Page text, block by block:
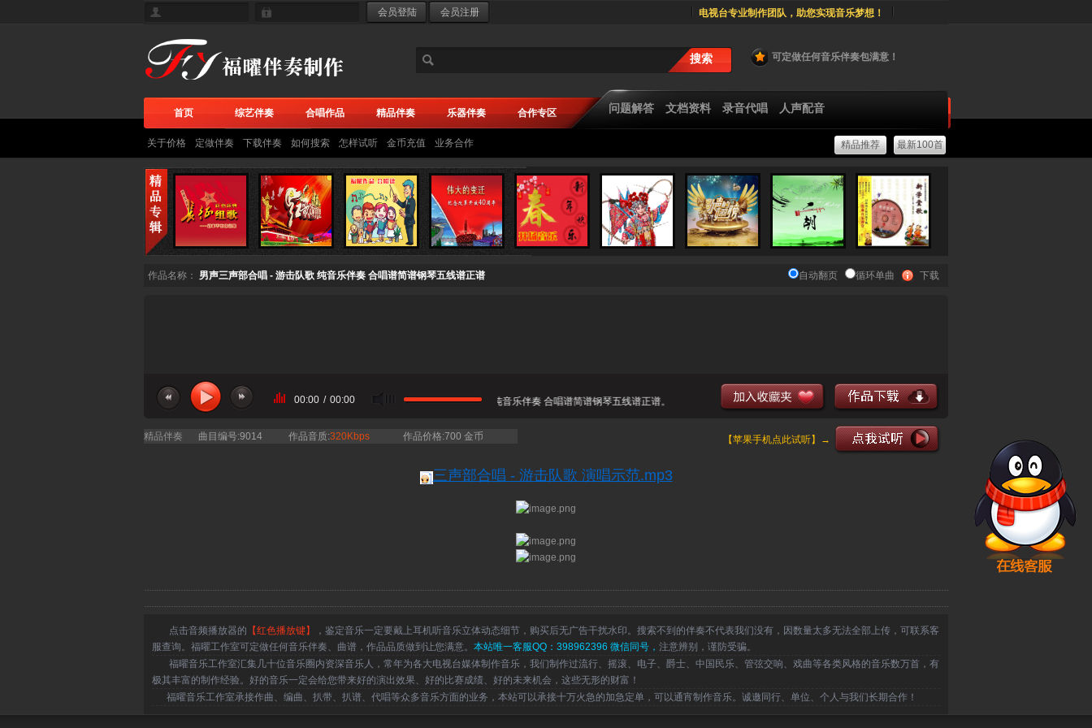
电视台专业制作团队，助您实现音乐梦想！
可定做任何音乐伴奏包满意！
首页 综艺伴奏 合唱作品 精品伴奏 乐器伴奏 合作专区 问题解答 文档资料 录音代唱 人声配音
精品推荐 最新100首
关于价格 定做伴奏 下载伴奏 如何搜索 怎样试听 金币充值 业务合作
自动翻页 循环单曲 下载
作品名称： 男声三声部合唱 - 游击队歌 纯音乐伴奏 合唱谱简谱钢琴五线谱正谱
当前曲目：男声三声部合唱 - 游击队歌 纯音乐伴奏 合唱谱简谱钢琴五线谱正谱。
00:00 / 00:00
精品伴奏 曲目编号:9014 作品音质:320Kbps 作品价格:700 金币 【苹果手机点此试听】→
三声部合唱 - 游击队歌 演唱示范.mp3
点击音频播放器的 【红色播放键】
，鉴定音乐一定要戴上耳机听音乐立体动态细节，购买后无广告干扰水印。搜索不到的伴奏不代表我们没有，因数量太多无法全部上传，可联系客
服查询。福曜工作室可定做任何音乐伴奏、曲谱，作品品质做到让您满意。 本站唯一客服QQ：398962396 微信同号， 注意辨别，谨防受骗。
福曜音乐工作室汇集几十位音乐圈内资深音乐人，常年为各大电视台媒体制作音乐，我们制作过流行、摇滚、电子、爵士、中国民乐、管弦交响、戏曲等各类风格的音乐数万首，有
极其丰富的制作经验。好的音乐一定会给您带来好的演出效果、好的比赛成绩、好的未来机会，这些无形的财富！
福曜音乐工作室承接作曲、编曲、扒带、扒谱、代唱等众多音乐方面的业务，本站可以承接十万火急的加急定单，可以通宵制作音乐。诚邀同行、单位、个人与我们长期合作！